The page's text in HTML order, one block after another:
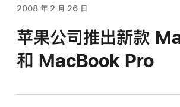
2008 年 2 月 26 日
苹果公司推出新款
和 MacBook Pro